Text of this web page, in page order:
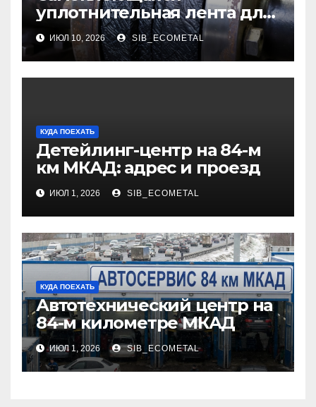
уплотнительная лента для
огнезащиты фланцевых
соединений
ИЮЛ 10, 2026 SIB_ECOMETAL
КУДА ПОЕХАТЬ
Детейлинг-центр на 84-м
км МКАД: адрес и проезд
ИЮЛ 1, 2026 SIB_ECOMETAL
КУДА ПОЕХАТЬ
Автотехнический центр на
84-м километре МКАД
ИЮЛ 1, 2026 SIB_ECOMETAL